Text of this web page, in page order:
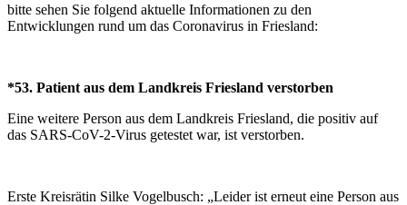
bitte sehen Sie folgend aktuelle Informationen zu den
Entwicklungen rund um das Coronavirus in Friesland:
*53. Patient aus dem Landkreis Friesland verstorben
Eine weitere Person aus dem Landkreis Friesland, die positiv auf
das SARS-CoV-2-Virus getestet war, ist verstorben.
Erste Kreisrätin Silke Vogelbusch: „Leider ist erneut eine Person aus